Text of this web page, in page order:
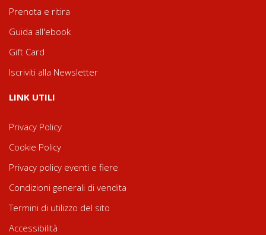
Prenota e ritira
Guida all'ebook
Gift Card
Iscriviti alla Newsletter
LINK UTILI
Privacy Policy
Cookie Policy
Privacy policy eventi e fiere
Condizioni generali di vendita
Termini di utilizzo del sito
Accessibilità